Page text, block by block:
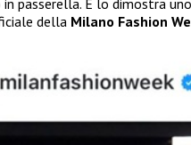
in passerella. E lo dimostra
della Milano Fashion